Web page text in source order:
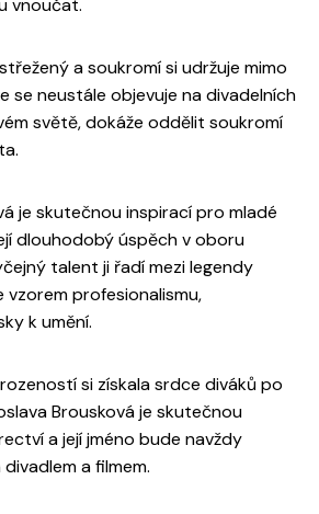
vnoučat.
a soukromí si udržuje mimo
se neustále objevuje na divadelních
světě, dokáže oddělit soukromí
je skutečnou inspirací pro mladé
dlouhodobý úspěch v oboru
talent ji řadí mezi legendy
vzorem profesionalismu,
k umění.
si získala srdce diváků po
Brousková je skutečnou
a její jméno bude navždy
a filmem.